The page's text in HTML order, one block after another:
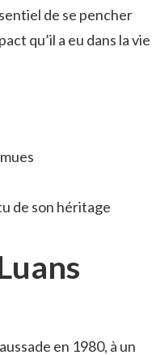
de se pencher
qu’il a eu dans la vie
de son héritage
en 1980, à un